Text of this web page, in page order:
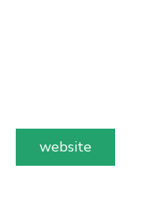
website